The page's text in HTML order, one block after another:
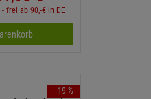
frei ab 90,-€ in DE
- 19 %